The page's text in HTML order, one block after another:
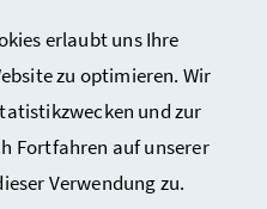
erlaubt uns Ihre
zu optimieren. Wir
und zur
Fortfahren auf unserer
Verwendung zu.